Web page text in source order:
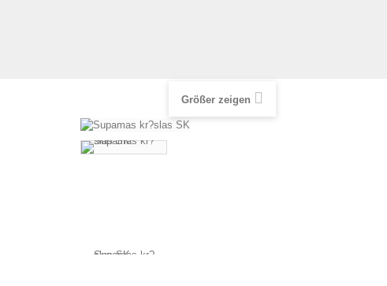
Größer zeigen